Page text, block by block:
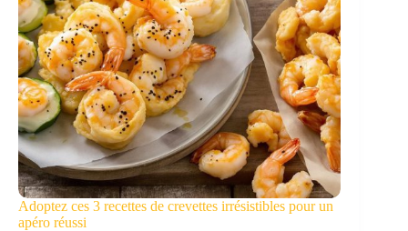
Adoptez ces 3 recettes de crevettes irrésistibles pour un
apéro réussi